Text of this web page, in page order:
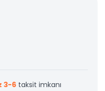
3-6 taksit imkanı